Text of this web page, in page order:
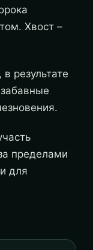
Хвост –
результате
пределами
для